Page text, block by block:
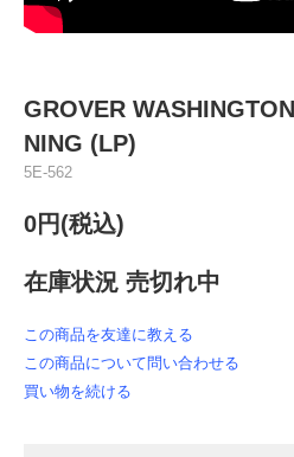
GROVER
NING (LP)
5E-562
0円(税込)
在庫状況 売切れ中
この商品を友達に教える
この商品について問い合わせる
買い物を続ける